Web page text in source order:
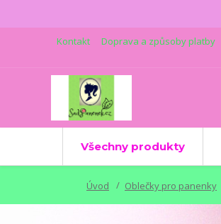
Kontakt Doprava a způsoby platby
Všechny produkty
Úvod Oblečky pro panenky